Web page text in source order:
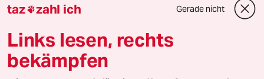
Jetzt wird festgestellt, dass ein paar Wohnung
in der City kleiner werden, schon wird mit der
fehlenden individuellen Rückzugsmöglichkeit
argumentiert, warum die Wohnung größer
werden müssen.
Individuell Rückzug gibt es doch beim PKW -
taz zahl ich Gerade nicht
Links lesen, rechts
bekämpfen